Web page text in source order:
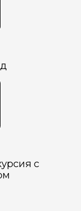
с